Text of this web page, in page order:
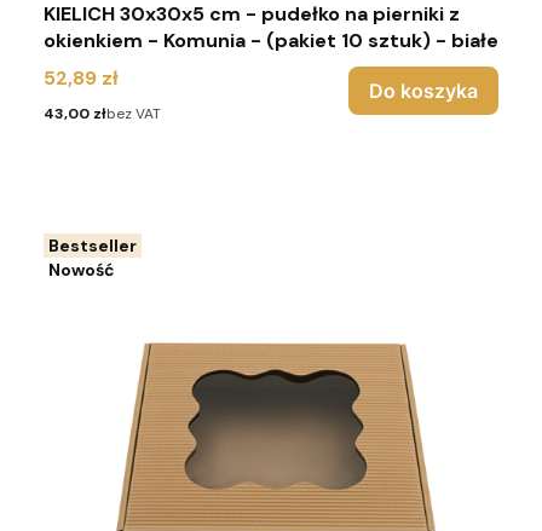
KIELICH 30x30x5 cm - pudełko na pierniki z
okienkiem - Komunia - (pakiet 10 sztuk) - białe
Cena
52,89 zł
Cena
43,00 złbez VAT
Do koszyka
Bestseller
Nowość